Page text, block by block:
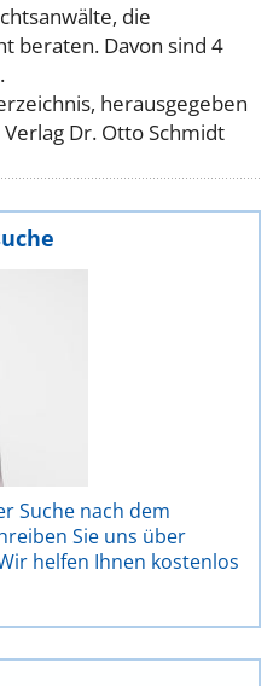
die
beraten. Davon sind 4
herausgegeben
Dr. Otto Schmidt
Suche nach dem
Sie uns über
helfen Ihnen kostenlos